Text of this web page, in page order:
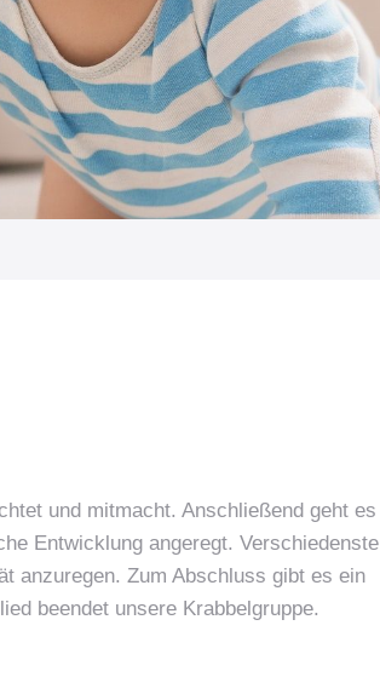
und mitmacht. Anschließend geht es
Entwicklung angeregt. Verschiedenste
anzuregen. Zum Abschluss gibt es ein
beendet unsere Krabbelgruppe.